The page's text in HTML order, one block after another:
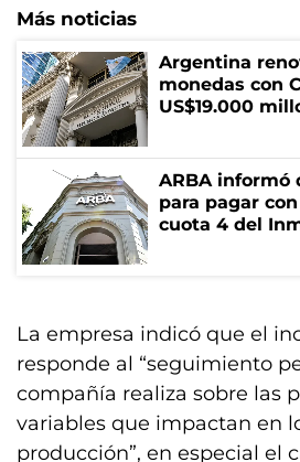
Más noticias
Argentina
monedas con
US$19.000
ARBA informó
para pagar
cuota 4 del
La empresa indicó que el
responde al “seguimiento
compañía realiza sobre las
variables que impactan en
producción”, en especial el